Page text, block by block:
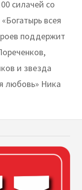
силачей со
всея
поддержит
и звезда
любовь» Ника